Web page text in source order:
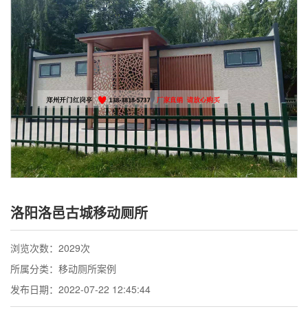
新闻资讯
联系我们
洛阳洛邑古城移动厕所
浏览次数：2029次
所属分类：移动厕所案例
发布日期：2022-07-22 12:45:44